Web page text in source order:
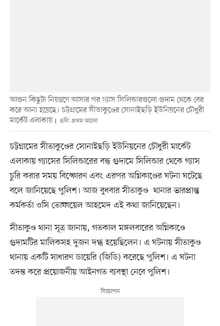
আগুন কিছুটা নিয়ন্ত্রণে আসার পর গ্যাস সিলিন্ডারগুলো গুদাম থেকে বের
করে আনা হয়েছে। চট্টগ্রামের সীতাকুণ্ডের সোনাইছড়ি ইউনিয়নের চৌধুরী
মার্কেট এলাকায়
ছবি: প্রথম আলো
চট্টগ্রামের সীতাকুণ্ডের সোনাইছড়ি ইউনিয়নের চৌধুরী মার্কেট
এলাকায় গ্যাসের সিলিন্ডারের বদ্ধ গুদামে সিলিন্ডার থেকে গ্যাস
চুরি করার সময় বিস্ফোরণ এবং এরপর অগ্নিকাণ্ডের ঘটনা ঘটেছে
বলে জানিয়েছে পুলিশ। আজ বুধবার সীতাকুণ্ড থানার ভারপ্রাপ্ত
কর্মকর্তা ওসি তোফায়েল আহমেদ এই কথা জানিয়েছেন।
সীতাকুণ্ড থানা সূত্র জানায়, গতকাল মঙ্গলবারের অগ্নিকাণ্ডে
গুদামটির মালিকসহ দুজন দগ্ধ হয়েছিলেন। এ ঘটনায় সীতাকুণ্ড
থানায় একটি সাধারণ ডায়েরি (জিডি) করেছে পুলিশ। এ ঘটনা
তদন্ত করে প্রয়োজনীয় আইনগত ব্যবস্থা নেবে পুলিশ।